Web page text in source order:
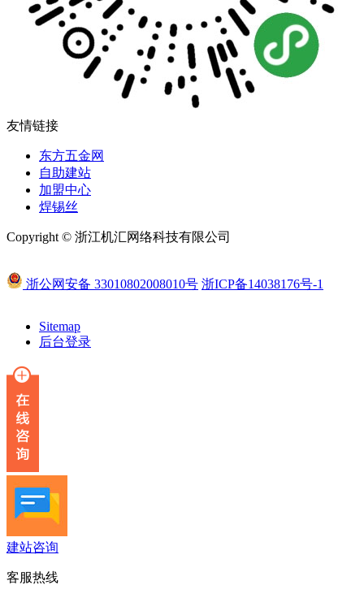
友情链接
东方五金网
自助建站
加盟中心
焊锡丝
Copyright © 浙江机汇网络科技有限公司
浙公网安备 33010802008010号 浙ICP备14038176号-1
Sitemap
后台登录
建站咨询
客服热线